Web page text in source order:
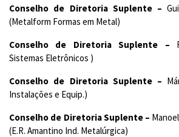
Conselho de Diretoria Suplente –
(Metalform Formas em Metal)
Conselho de Diretoria Suplente –
Sistemas Eletrônicos )
Conselho de Diretoria Suplente –
Instalações e Equip.)
Conselho de Diretoria Suplente –
(E.R. Amantino Ind. Metalúrgica)